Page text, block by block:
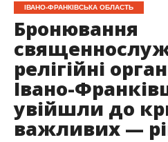
ІВАНО-ФРАНКІВСЬКА ОБЛАСТЬ
Бронювання
релігійні
Івано-
увійшли до
важливих —